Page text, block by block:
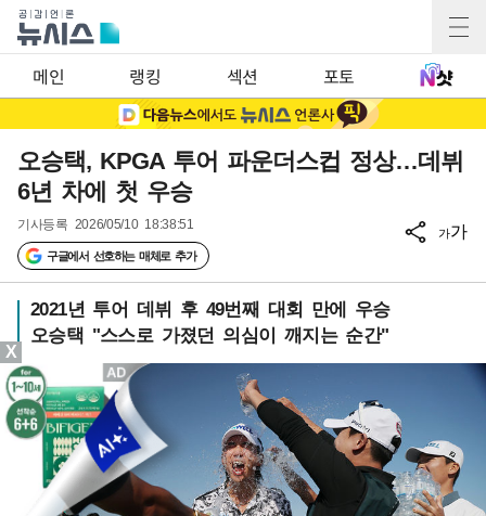
메인 랭킹 섹션 포토
오승택, KPGA 투어 파운더스컵 정상…데뷔
6년 차에 첫 우승
기사등록 2026/05/10 18:38:51
구글에서 선호하는 매체로 추가
가가
2021년 투어 데뷔 후 49번째 대회 만에 우승
오승택 "스스로 가졌던 의심이 깨지는 순간"
X